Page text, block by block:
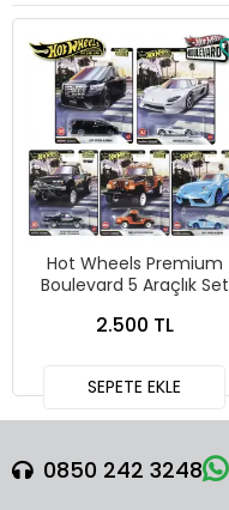
Hot Wheels Premium
Boulevard 5 Araçlık Set
2.500 TL
SEPETE EKLE
0850 242 3248